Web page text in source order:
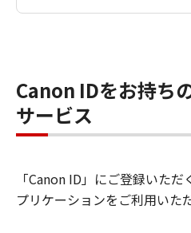
Canon IDをお持ち
サービス
「Canon ID」にご登録いた
プリケーションをご利用いた